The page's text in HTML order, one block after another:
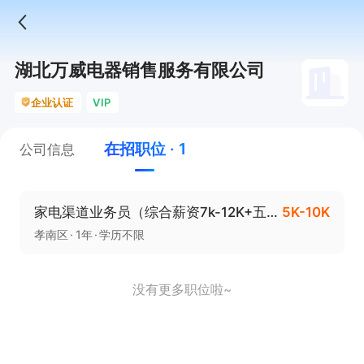
湖北万威电器销售服务有限公司
企业认证 VIP
公司信息 在招职位 · 1
家电渠道业务员（综合薪资7k-12K+五险） 5K-10K
孝南区 1年 学历不限
没有更多职位啦~